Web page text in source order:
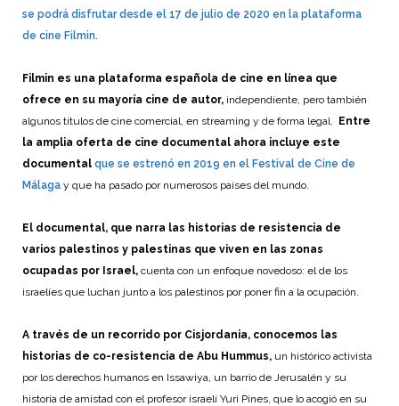
se podrá disfrutar desde el 17 de julio de 2020 en la plataforma
de cine Filmin.
Filmin es una plataforma española de cine en línea que
ofrece en su mayoría cine de autor, independiente, pero también
algunos títulos de cine comercial, en streaming y de forma legal.
Entre
la amplia oferta de cine documental ahora incluye este
documental que se estrenó en 2019 en el Festival de Cine de
Málaga y que ha pasado por numerosos países del mundo.
El documental, que narra las historias de resistencia de
varios palestinos y palestinas que viven en las zonas
ocupadas por Israel, cuenta con un enfoque novedoso: el de los
israelíes que luchan junto a los palestinos por poner fin a la ocupación.
A través de un recorrido por Cisjordania, conocemos las
historias de co-resistencia de Abu Hummus, un histórico activista
por los derechos humanos en Issawiya, un barrio de Jerusalén y su
historia de amistad con el profesor israelí Yuri Pines, que lo acogió en su